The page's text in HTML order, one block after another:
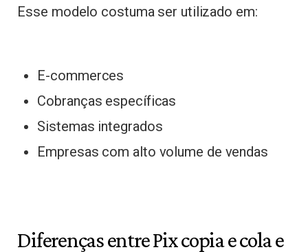
Esse modelo costuma ser utilizado em:
E-commerces
Cobranças específicas
Sistemas integrados
Empresas com alto volume de vendas
Diferenças entre Pix copia e cola e